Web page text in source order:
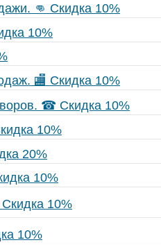
👊 Скидка 10%
10%
🏬 Скидка 10%
☎ Скидка 10%
10%
20%
10%
10%
10%